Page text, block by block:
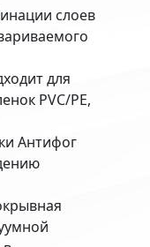
слоев
для
PVC/PE,
Антифог